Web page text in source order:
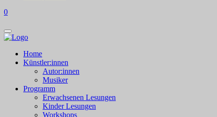
0
Home
Künstler:innen
Autor:innen
Musiker
Programm
Erwachsenen Lesungen
Kinder Lesungen
Workshops